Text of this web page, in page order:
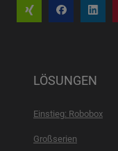
LÖSUNGEN
Einstieg: Robobox
Großserien